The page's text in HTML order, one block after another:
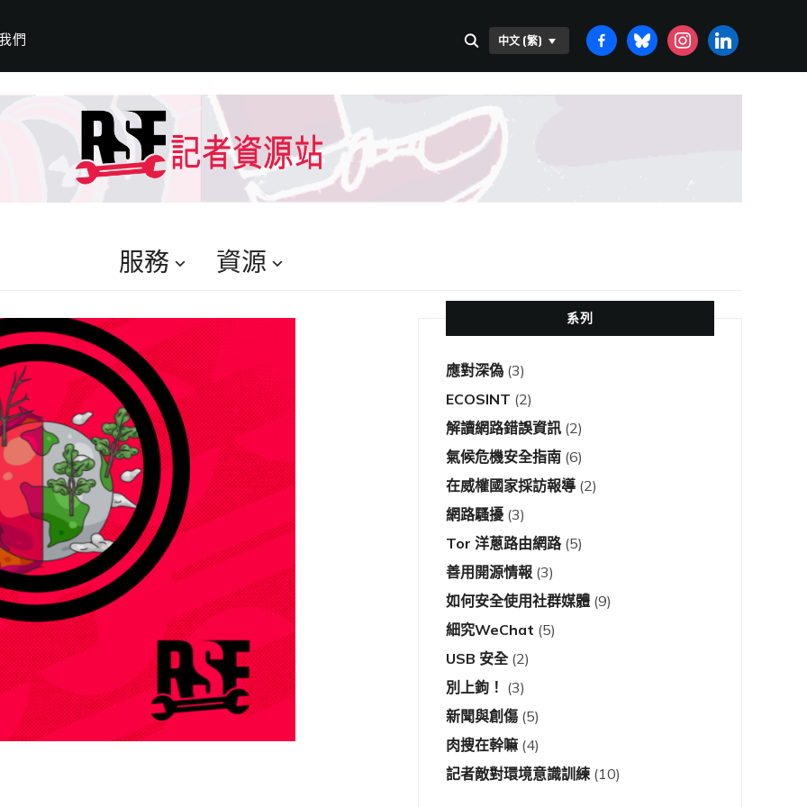
們 中文 (繁)
FACEBOOK-
ALT
BLUESKYINSTAGRAMLINKEDIN
服務 資源
系列
應對深偽 (3)
ECOSINT (2)
解讀網路錯誤資訊 (2)
氣候危機安全指南 (6)
在威權國家採訪報導 (2)
網路騷擾 (3)
Tor 洋蔥路由網路(5)
善用開源情報 (3)
如何安全使用社群媒體 (9)
細究WeChat (5)
USB 安全(2)
別上鉤！ (3)
新聞與創傷 (5)
肉搜在幹嘛 (4)
記者敵對環境意識訓練 (10)